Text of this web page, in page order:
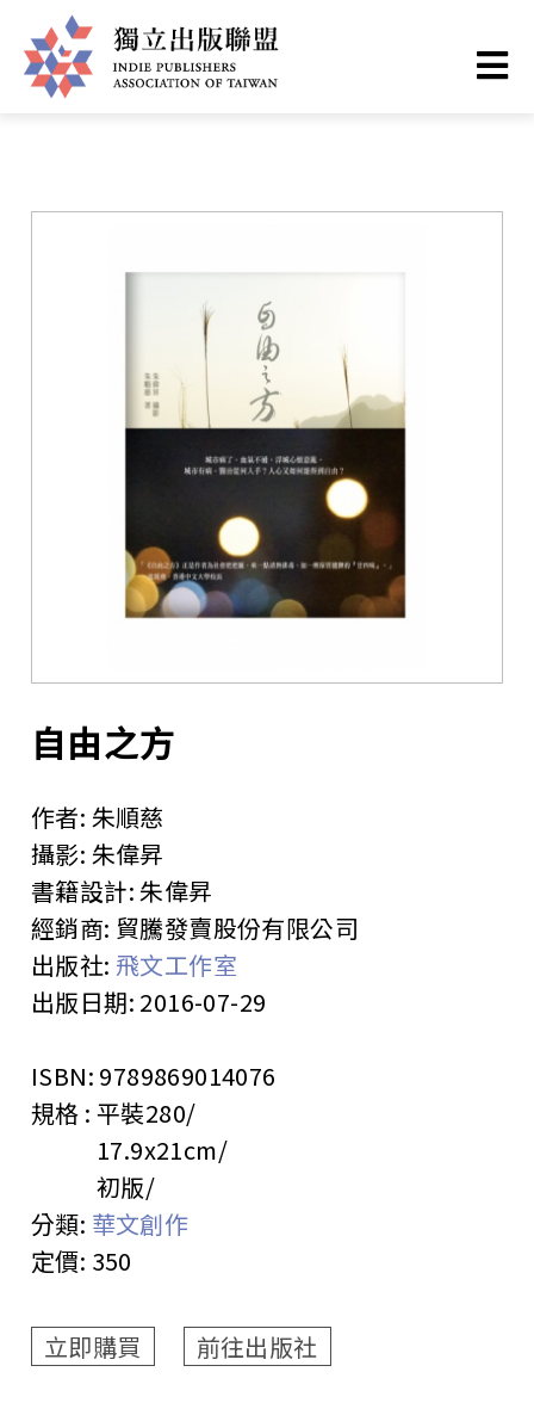
至
主
立
您
裡
首頁 ❯ 書籍一覽
自由之方
作者: 朱順慈
攝影: 朱偉昇
書籍設計: 朱偉昇
經銷商: 貿騰發賣股份有限公司
出版社: 飛文工作室
出版日期: 2016-07-29
ISBN: 9789869014076
規格 : 平裝280
17.9x21cm
初版
分類: 華文創作
定價: 350
立即購買 前往出版社